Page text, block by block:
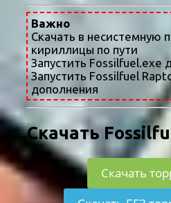
Важно
Скачать в несистемную
кириллицы по пути
Запустить Fossilfuel.exe
Запустить Fossilfuel
дополнения
Скачать
Скачать